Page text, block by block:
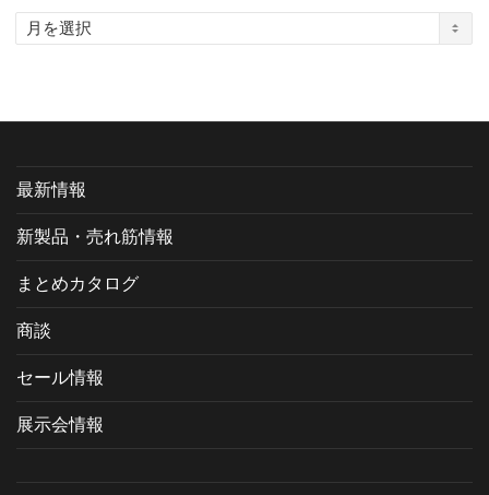
ア
最新情報
新製品・売れ筋情報
まとめカタログ
商談
セール情報
展示会情報